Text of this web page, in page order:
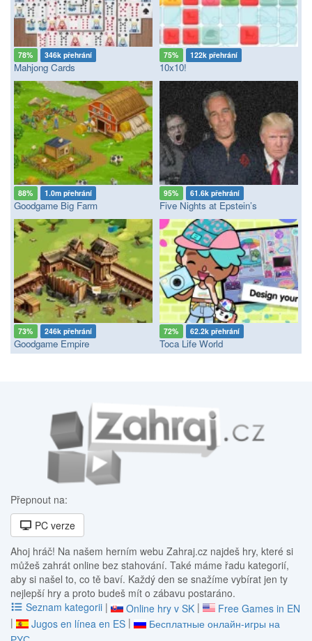
78% 346k přehrání
Mahjong Cards
75% 122k přehrání
10x10!
88% 1.0m přehrání
Goodgame Big Farm
95% 61.6k přehrání
Five Nights at Epstein’s
73% 246k přehrání
Goodgame Empire
72% 62.2k přehrání
Toca Life World
Přepnout na:
PC verze
Ahoj hráč! Na našem herním webu Zahraj.cz najdeš hry, které si
můžeš zahrát online bez stahování. Také máme řadu kategorií,
aby si našel to, co tě baví. Každý den se snažíme vybírat jen ty
nejlepší hry a proto budeš mít o zábavu postaráno.
Seznam kategorii | Online hry v SK |
Free Games in EN
|
Jugos en línea en ES |
Бесплатные онлайн-игры на